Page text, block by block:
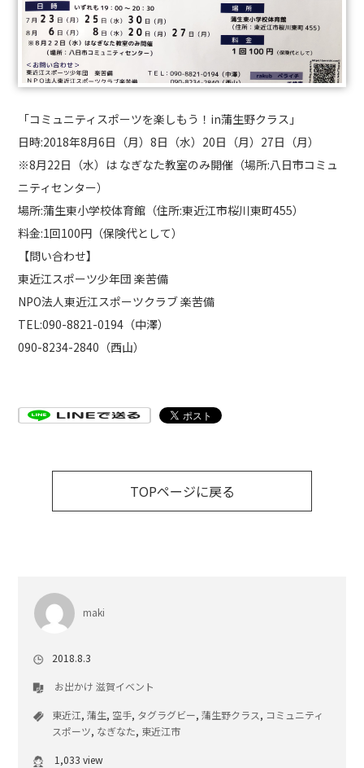
「コミュニティスポーツを楽しもう！in蒲生野クラス」
日時:2018年8月6日（月）8日（水）20日（月）27日（月）
※8月22日（水）は なぎなた教室のみ開催（場所:八日市コミュ
ニティセンター）
場所:蒲生東小学校体育館（住所:東近江市桜川東町455）
料金:1回100円（保険代として）
【問い合わせ】
東近江スポーツ少年団 楽苦備
NPO法人東近江スポーツクラブ 楽苦備
TEL:090-8821-0194（中澤）
090-8234-2840（西山）
TOPページに戻る
maki
2018.8.3
お出かけ 滋賀イベント
東近江,蒲生, 空手, タグラグビー,蒲生野クラス, コミュニティ
スポーツ, なぎなた, 東近江市
1,033 view